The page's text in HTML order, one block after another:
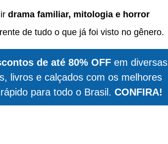
drama familiar, mitologia e horror
de tudo o que já foi visto no gênero.
de até 80% OFFem diversas
livros e calçados com os melhores
para todo o Brasil. CONFIRA!